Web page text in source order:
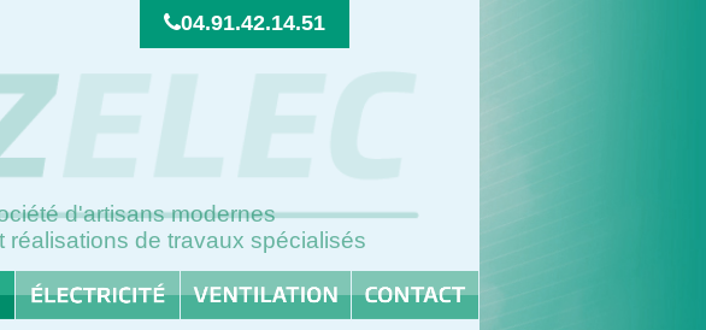
d'artisans modernes
réalisations de travaux spécialisés
04.91.42.14.51